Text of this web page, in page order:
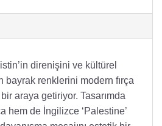
direnişini ve kültürel
bayrak renklerini modern fırça
araya getiriyor. Tasarımda
hem de İngilizce ‘Palestine’